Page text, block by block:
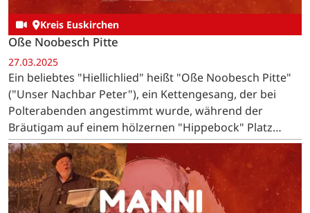
Kreis Euskirchen
Oße Noobesch Pitte
27.03.2025
Ein beliebtes "Hiellichlied" heißt "Oße Noobesch Pitte"
("Unser Nachbar Peter"), ein Kettengesang, der bei
Polterabenden angestimmt wurde, während der
Bräutigam auf einem hölzernen "Hippebock" Platz
nehmen musste.